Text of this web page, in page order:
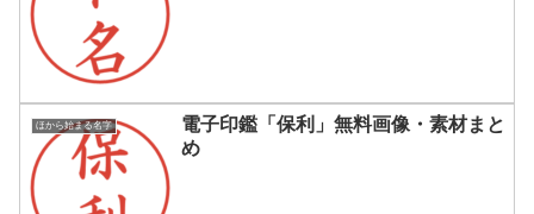
ほから始まる名字
電子印鑑「保利」無料画像・素材まと
め